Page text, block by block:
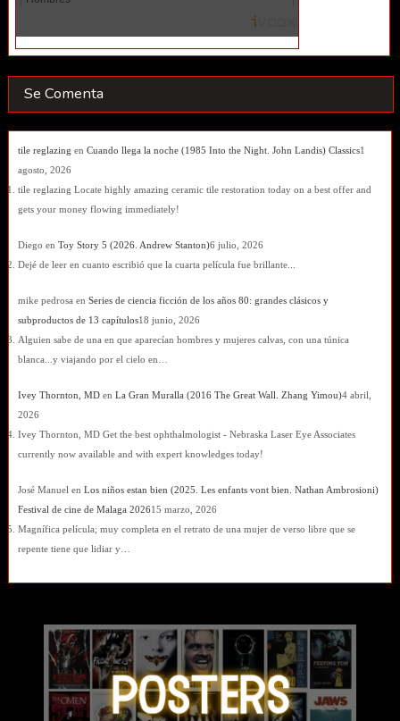
Se Comenta
tile reglazing en Cuando llega la noche (1985 Into the Night. John Landis) Classics1
agosto, 2026
tile reglazing Locate highly amazing ceramic tile restoration today on a best offer and
gets your money flowing immediately!
Diego en Toy Story 5 (2026. Andrew Stanton)6 julio, 2026
Dejé de leer en cuanto escribió que la cuarta película fue brillante...
mike pedrosa en Series de ciencia ficción de los años 80: grandes clásicos y
subproductos de 13 capítulos18 junio, 2026
Alguien sabe de una en que aparecían hombres y mujeres calvas, con una túnica
blanca...y viajando por el cielo en…
Ivey Thornton, MDen La Gran Muralla (2016 The Great Wall. Zhang Yimou)4 abril,
2026
Ivey Thornton, MD Get the best ophthalmologist - Nebraska Laser Eye Associates
currently now available and with expert knowledges today!
José Manuel en Los niños estan bien (2025. Les enfants vont bien. Nathan Ambrosioni)
Festival de cine de Malaga 202615 marzo, 2026
Magnífica película; muy completa en el retrato de una mujer de verso libre que se
repente tiene que lidiar y…